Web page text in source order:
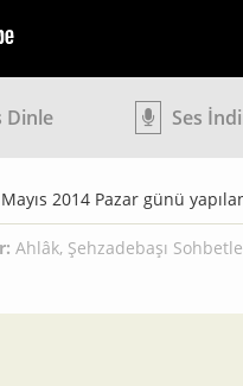
Dinle Ses
2014 Pazar günü
Ahlâk, Şehzadebaşı